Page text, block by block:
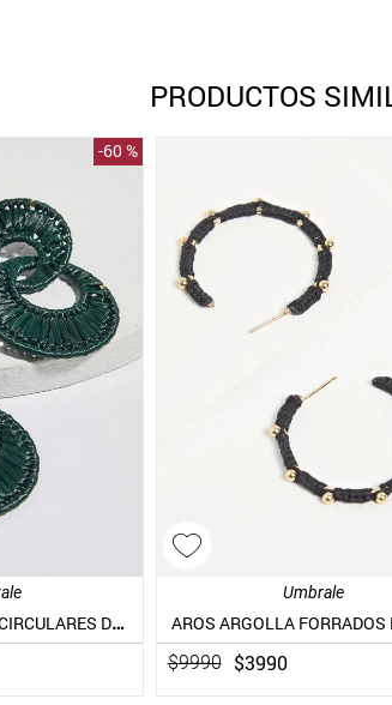
PRODUCTOS
-60 %
AROS COLGANTES CIRCULARES DE RAFFIA
Umbrale
$9990 $3990